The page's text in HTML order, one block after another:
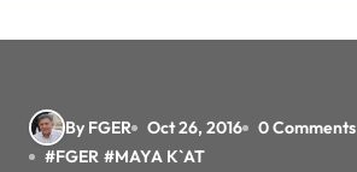
By FGER Oct 26, 2016
0 Comments
#FGER #MAYA K`AT